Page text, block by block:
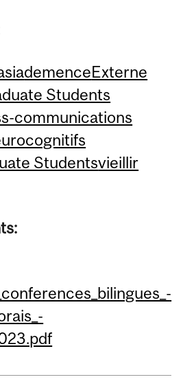
demenceExterne
Students
communications
Studentsvieillir